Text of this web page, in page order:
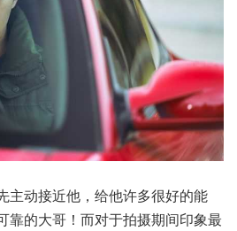
主动接近他，给他许多很好的能
靠的大哥！而对于拍摄期间印象最